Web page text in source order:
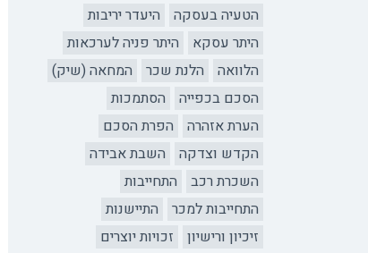
הטעיה בעסקה
היעדר יריבות
היתר עסקא
היתר פניה לערכאות
הלוואה
הלנת שכר
המחאה (שיק)
הסכם בכפייה
הסתמכות
הערת אזהרה
הפרת הסכם
הקדש וצדקה
השבת אבידה
השכרת רכב
התחייבות
התחייבות למכר
התיישנות
זיכיון ורישיון
זכויות יוצרים